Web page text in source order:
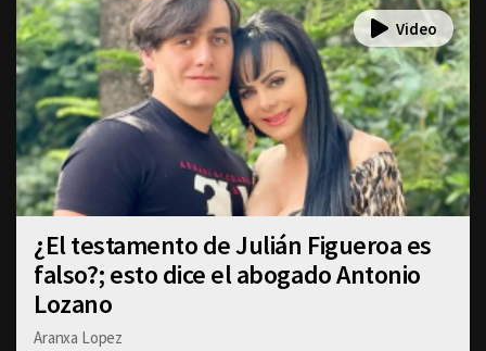
¿El testamento de Julián Figueroa es
falso?; esto dice el abogado Antonio
Lozano
Aranxa Lopez